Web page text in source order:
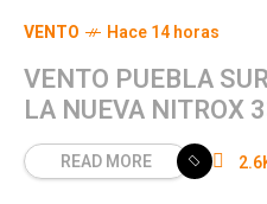
VENTO Hace 14 horas
VENTO PUEBLA
LA NUEVA NITROX
READ MORE